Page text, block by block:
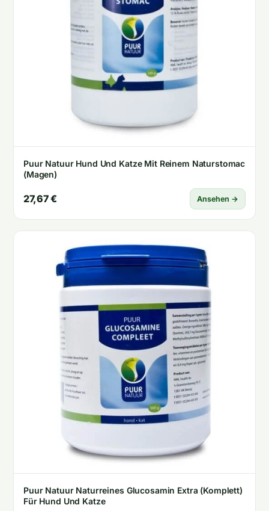
Puur Natuur Hund Und Katze Mit Reinem Naturstomac
(Magen)
27,67 € Ansehen →
Puur Natuur Naturreines Glucosamin Extra (Komplett)
Für Hund Und Katze